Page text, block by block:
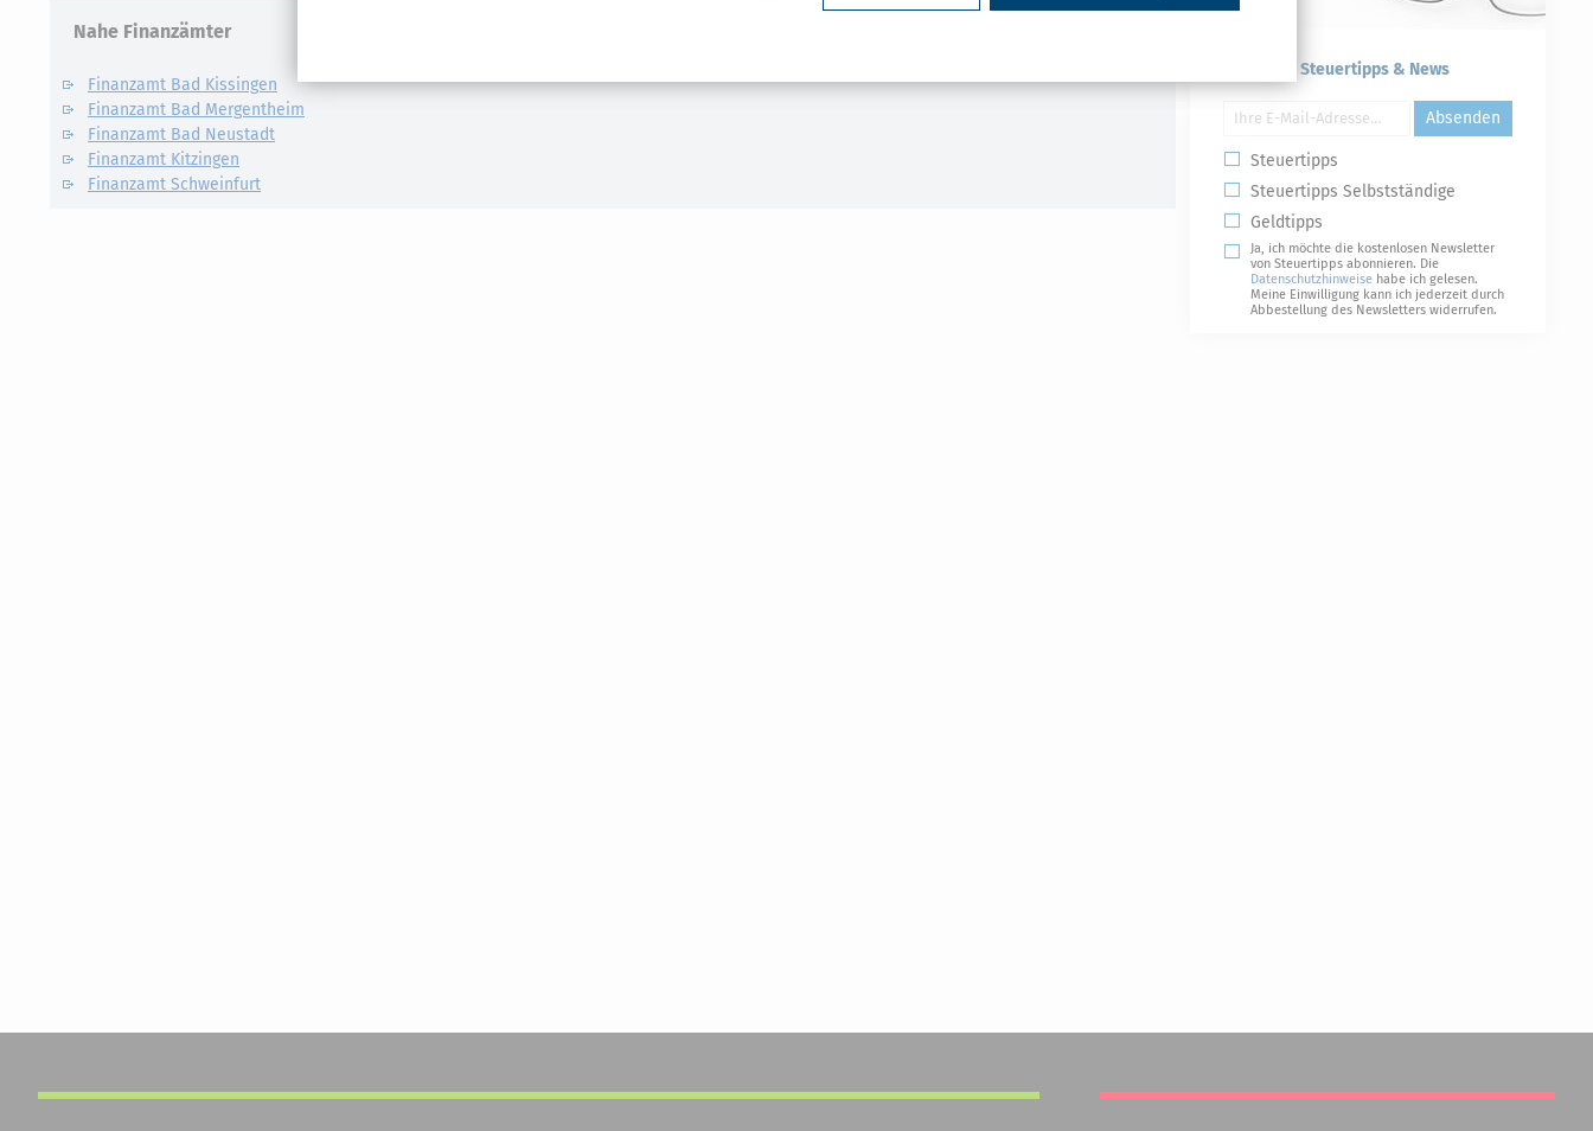
Nahe Finanzämter
Finanzamt Bad Kissingen
Finanzamt Bad Mergentheim
Finanzamt Bad Neustadt
Finanzamt Kitzingen
Finanzamt Schweinfurt
Kostenlose Steuertipps & News
Absenden
Steuertipps
Steuertipps Selbstständige
Geldtipps
Ja, ich möchte die kostenlosen Newsletter
von Steuertipps abonnieren. Die
Datenschutzhinweise habe ich gelesen.
Meine Einwilligung kann ich jederzeit durch
Abbestellung des Newsletters widerrufen.